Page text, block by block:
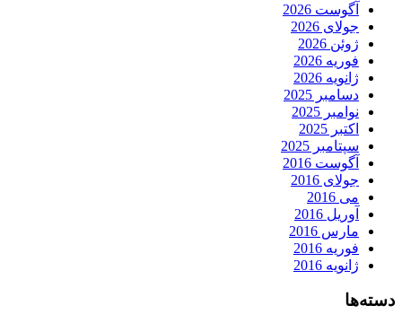
آگوست 2026
جولای 2026
ژوئن 2026
فوریه 2026
ژانویه 2026
دسامبر 2025
نوامبر 2025
اکتبر 2025
سپتامبر 2025
آگوست 2016
جولای 2016
می 2016
آوریل 2016
مارس 2016
فوریه 2016
ژانویه 2016
دسته‌ها